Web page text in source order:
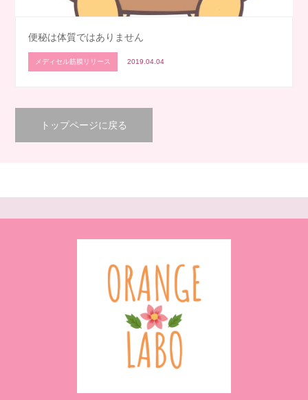
便秘は体質ではありません
メディセル筋膜リリース 2019.04.04
トップページに戻る